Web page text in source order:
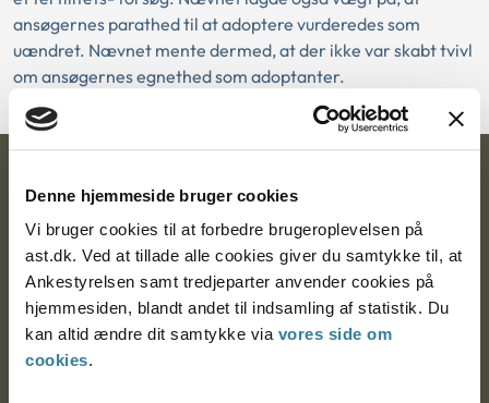
Denne hjemmeside bruger cookies
Vi bruger cookies til at forbedre brugeroplevelsen på
ast.dk. Ved at tillade alle cookies giver du samtykke til, at
Ankestyrelsen samt tredjeparter anvender cookies på
hjemmesiden, blandt andet til indsamling af statistik. Du
kan altid ændre dit samtykke via vores side om
cookies.
ansøgernes parathed til at adoptere vurderedes som
uændret. Nævnet mente dermed, at der ikke var skabt tvivl
om ansøgernes egnethed som adoptanter.
Ankestyrelsen
Postadresse:
Nytorv 7, 2. sal
9000 Aalborg